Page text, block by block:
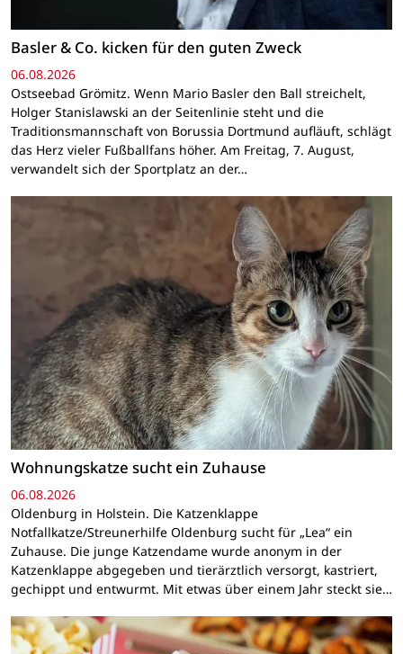
Basler & Co. kicken für den guten Zweck
06.08.2026
Ostseebad Grömitz. Wenn Mario Basler den Ball streichelt,
Holger Stanislawski an der Seitenlinie steht und die
Traditionsmannschaft von Borussia Dortmund aufläuft, schlägt
das Herz vieler Fußballfans höher. Am Freitag, 7. August,
verwandelt sich der Sportplatz an der…
Wohnungskatze sucht ein Zuhause
06.08.2026
Oldenburg in Holstein. Die Katzenklappe
Notfallkatze/Streunerhilfe Oldenburg sucht für „Lea“ ein
Zuhause. Die junge Katzendame wurde anonym in der
Katzenklappe abgegeben und tierärztlich versorgt, kastriert,
gechippt und entwurmt. Mit etwas über einem Jahr steckt sie…